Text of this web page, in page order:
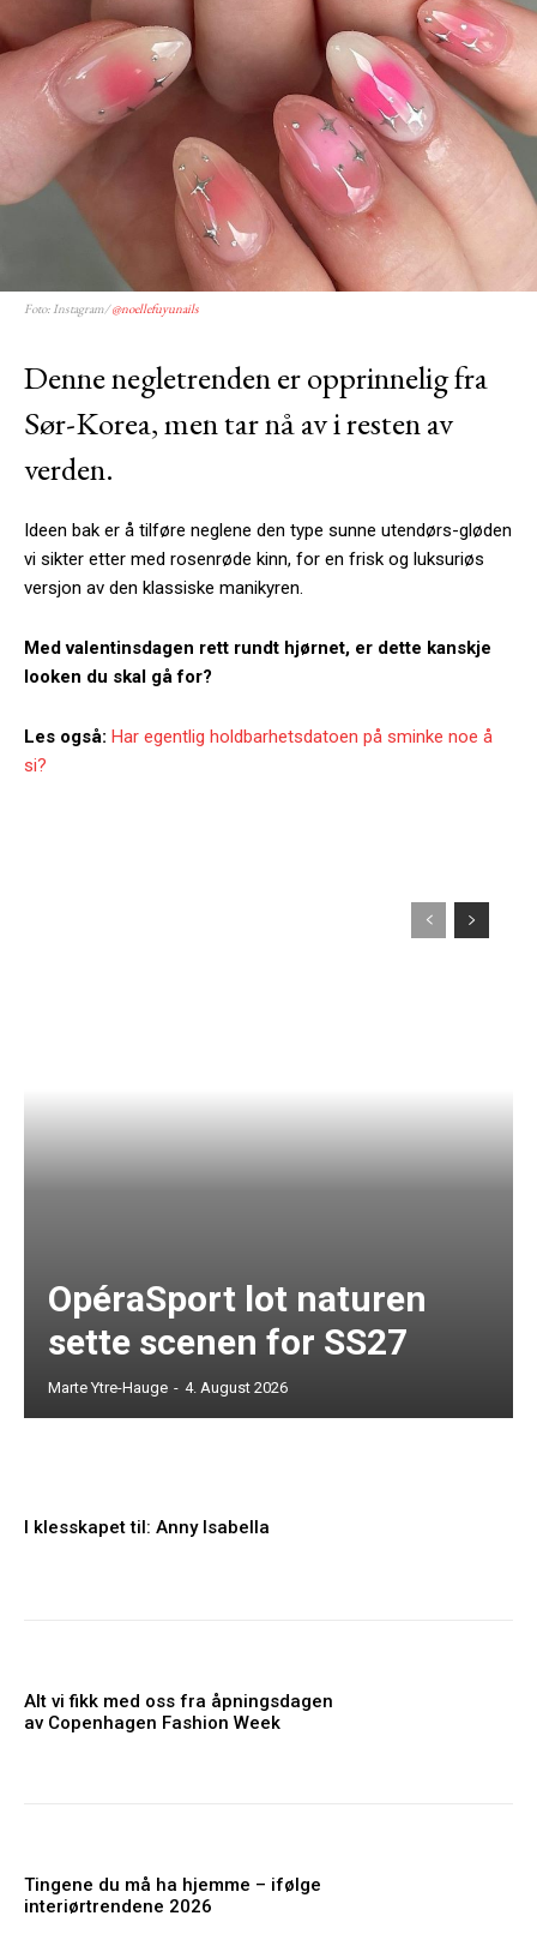
Foto: Instagram/@noellefuyunails
Denne negletrenden er opprinnelig fra
Sør-Korea, men tar nå av i resten av
verden.
Ideen bak er å tilføre neglene den type sunne utendørs-gløden
vi sikter etter med rosenrøde kinn, for en frisk og luksuriøs
versjon av den klassiske manikyren.
Med valentinsdagen rett rundt hjørnet, er dette kanskje
looken du skal gå for?
Les også: Har egentlig holdbarhetsdatoen på sminke noe å
si?
OpéraSport lot naturen
sette scenen for SS27
Marte Ytre-Hauge - 4. August 2026
I klesskapet til: Anny Isabella
Alt vi fikk med oss fra åpningsdagen
av Copenhagen Fashion Week
Tingene du må ha hjemme – ifølge
interiørtrendene 2026